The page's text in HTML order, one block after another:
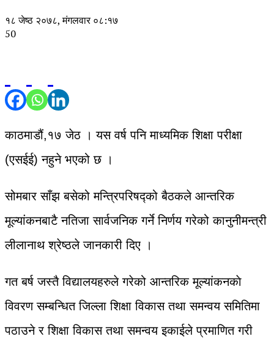
१८ जेष्ठ २०७८, मंगलवार ०८:१७
50
काठमाडौं,१७ जेठ । यस वर्ष पनि माध्यमिक शिक्षा परीक्षा
(एसईई) नहुने भएको छ ।
सोमबार साँझ बसेको मन्त्रिपरिषद्को बैठकले आन्तरिक
मूल्यांकनबाटै नतिजा सार्वजनिक गर्ने निर्णय गरेको कानुनीमन्त्री
लीलानाथ श्रेष्ठले जानकारी दिए ।
गत बर्ष जस्तै विद्यालयहरुले गरेको आन्तरिक मूल्यांकनकाे
विवरण सम्बन्धित जिल्ला शिक्षा विकास तथा समन्वय समितिमा
पठाउने र शिक्षा विकास तथा समन्वय इकाईले प्रमाणित गरी